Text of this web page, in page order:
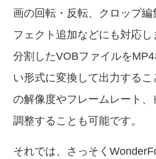
画の回転・反転、クロップ
フェクト追加などにも対応し
分割したVOBファイルを
い形式に変換して出力する
の解像度やフレームレート
調整することも可能です。
それでは、さっそく